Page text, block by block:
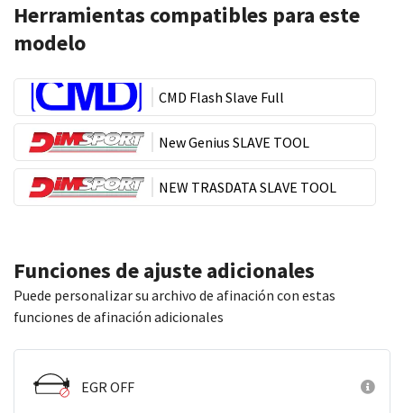
Herramientas compatibles para este
modelo
CMD Flash Slave Full
New Genius SLAVE TOOL
NEW TRASDATA SLAVE TOOL
Funciones de ajuste adicionales
Puede personalizar su archivo de afinación con estas
funciones de afinación adicionales
EGR OFF